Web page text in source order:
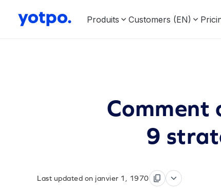
Produits Customers (EN)
Comment
9
Last updated on janvier 1, 1970